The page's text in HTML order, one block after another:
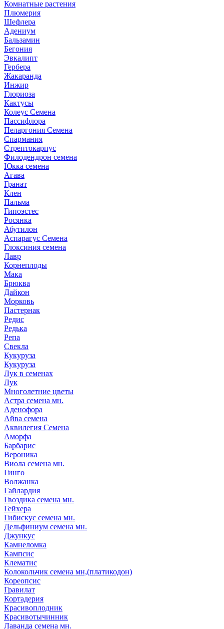
Комнатные растения
Плюмерия
Шефлера
Адениум
Бальзамин
Бегония
Эвкалипт
Гербера
Жакаранда
Инжир
Глориоза
Кактусы
Колеус Семена
Пассифлора
Пеларгония Семена
Спармания
Стрептокарпус
Филодендрон семена
Юкка семена
Агава
Гранат
Клен
Пальма
Гипоэстес
Росянка
Абутилон
Аспарагус Семена
Глоксиния семена
Лавр
Корнеплоды
Мака
Брюква
Дайкон
Морковь
Пастернак
Редис
Редька
Репа
Свекла
Кукуруза
Кукуруза
Лук в семенах
Лук
Многолетние цветы
Астра семена мн.
Аденофора
Айва семена
Аквилегия Семена
Аморфа
Барбарис
Вероника
Виола семена мн.
Гинго
Волжанка
Гайлардия
Гвоздика семена мн.
Гейхера
Гибискус семена мн.
Дельфиниум семена мн.
Джункус
Камнеломка
Кампсис
Клематис
Колокольчик семена мн,(платикодон)
Кореопсис
Гравилат
Кортадерия
Красивоплодник
Красивотычинник
Лаванда семена мн.